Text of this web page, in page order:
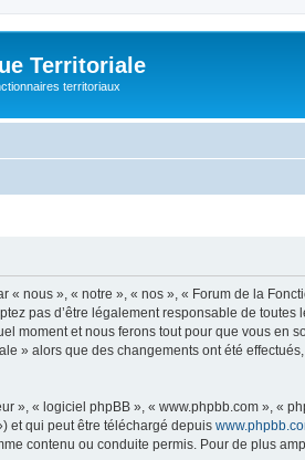
Territoriale
territoriaux
nous », « notre », « nos », « Forum de la
pas d’être légalement responsable de
moment et nous ferons tout pour que vous en
» alors que des changements ont été
», « logiciel phpBB », « www.phpbb.com », «
et qui peut être téléchargé depuis
contenu ou conduite permis. Pour de plus